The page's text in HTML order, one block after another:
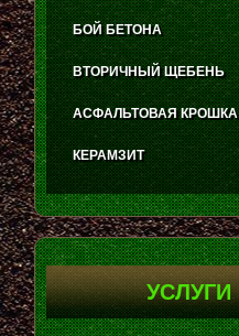
БОЙ БЕТОНА
ВТОРИЧНЫЙ ЩЕБЕНЬ
АСФАЛЬТОВАЯ КРОШКА
КЕРАМЗИТ
УСЛУГИ